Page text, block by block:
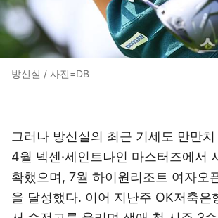
방신실 / 사진=DB
그러나 방신실의 최근 기세도 만만
4월 넥센·세인트나인 마스터즈에서
확했으며, 7월 하이원리조트 여자오
을 달성했다. 이어 지난주 OK저축은